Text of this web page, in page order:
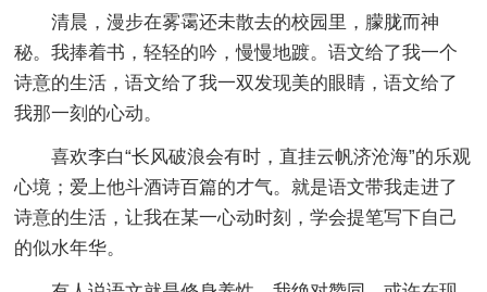
清晨，漫步在雾霭还未散去的校园里，朦胧而神
秘。我捧着书，轻轻的吟，慢慢地踱。语文给了我一个
诗意的生活，语文给了我一双发现美的眼睛，语文给了
我那一刻的心动。
喜欢李白“长风破浪会有时，直挂云帆济沧海”的乐观
心境；爱上他斗酒诗百篇的才气。就是语文带我走进了
诗意的生活，让我在某一心动时刻，学会提笔写下自己
的似水年华。